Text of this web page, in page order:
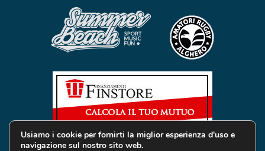
Usiamo i cookie per fornirti la miglior esperienza d'uso e
navigazione sul nostro sito web.